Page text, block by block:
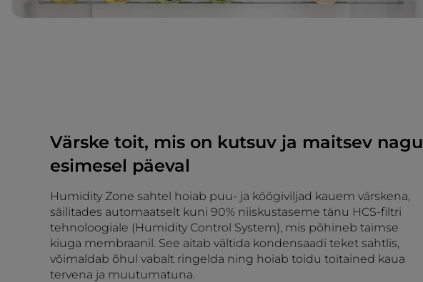
Värske toit, mis on kutsuv ja maitsev nagu
esimesel päeval
Humidity Zone sahtel hoiab puu- ja köögiviljad kauem värskena,
säilitades automaatselt kuni 90% niiskustaseme tänu HCS-filtri
tehnoloogiale (Humidity Control System), mis põhineb taimse
kiuga membraanil. See aitab vältida kondensaadi teket sahtlis,
võimaldab õhul vabalt ringelda ning hoiab toidu toitained kaua
tervena ja muutumatuna.